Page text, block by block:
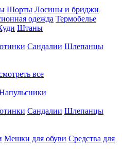
Шорты Лосины и бриджи
одежда Термобелье
Штаны
Сандалии Шлепанцы
все
Сандалии Шлепанцы
Мешки для обуви Средства для